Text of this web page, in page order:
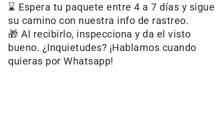
⌛ Espera tu paquete entre 4 a 7 días y sigue
su camino con nuestra info de rastreo.
🎁 Al recibirlo, inspecciona y da el visto
bueno. ¿Inquietudes? ¡Hablamos cuando
quieras por Whatsapp!